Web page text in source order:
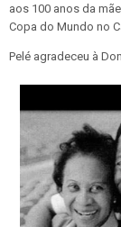
aos 100 anos da
Copa do Mundo no
Pelé agradeceu à